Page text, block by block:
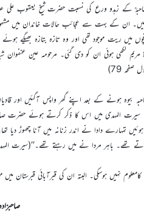
کے زہدو ورع کی نسبت حضرت شیخ یعقوب علی
ان کے بہت سے عجائب حالات خاندان میں
میں ریت موجود تھی اور وہ تازہ بتازہ بھیگے
مریم لکھی ہوئی ان کو دی گئی۔ مرحومہ عین
79)
بیوہ ہونے کے بعد اپنے گھر واپس آگئیں اور
سیرت المہدی میں اس کا ذکر کرتے ہوئے حضرت
تمہارے دادا نے اندر زنانہ میں آنا چھوڑ
تھے۔ باہر مردا نے میں رہتے تھے۔‘‘(سیرت المہدی
نہیں ہوسکی۔ البتہ ان کی قبرآبائی قبرستان میں